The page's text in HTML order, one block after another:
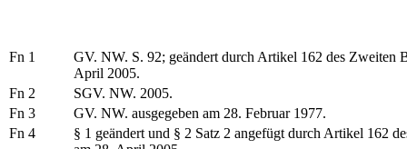
Fn 1
GV. NW. S. 92; geändert durch Artikel 162 des Zweiten
April 2005.
Fn 2
SGV. NW. 2005.
Fn 3
GV. NW. ausgegeben am 28. Februar 1977.
Fn 4
§ 1 geändert und § 2 Satz 2 angefügt durch Artikel 162